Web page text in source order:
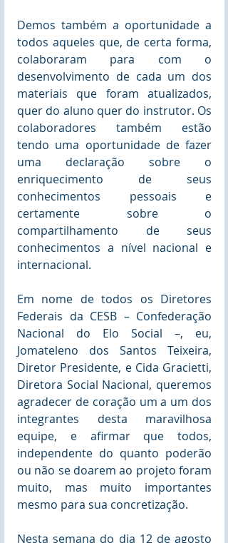
Demos também a oportunidade a
todos aqueles que, de certa forma,
colaboraram para com o
desenvolvimento de cada um dos
materiais que foram atualizados,
quer do aluno quer do instrutor. Os
colaboradores também estão
tendo uma oportunidade de fazer
uma declaração sobre o
enriquecimento de seus
conhecimentos pessoais e
certamente sobre o
compartilhamento de seus
conhecimentos a nível nacional e
internacional.
Em nome de todos os Diretores
Federais da CESB – Confederação
Nacional do Elo Social –, eu,
Jomateleno dos Santos Teixeira,
Diretor Presidente, e Cida Gracietti,
Diretora Social Nacional, queremos
agradecer de coração um a um dos
integrantes desta maravilhosa
equipe, e afirmar que todos,
independente do quanto poderão
ou não se doarem ao projeto foram
muito, mas muito importantes
mesmo para sua concretização.
Nesta semana do dia 12 de agosto